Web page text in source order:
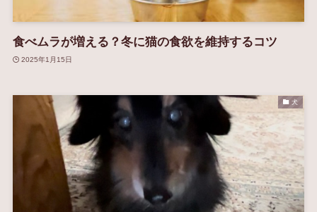
食べムラが増える？冬に猫の食欲を維持するコツ
2025年1月15日
犬